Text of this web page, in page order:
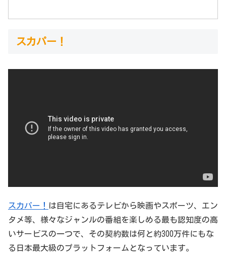
スカパー！
スカパー！ は自宅にあるテレビから映画やスポーツ、エン
タメ等、様々なジャンルの番組を楽しめる最も認知度の高
いサービスの一つで、その契約数は何と約300万件にもな
る日本最大級のプラットフォームとなっています。